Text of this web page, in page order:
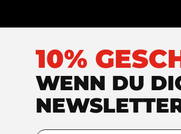
10%
WENN DU